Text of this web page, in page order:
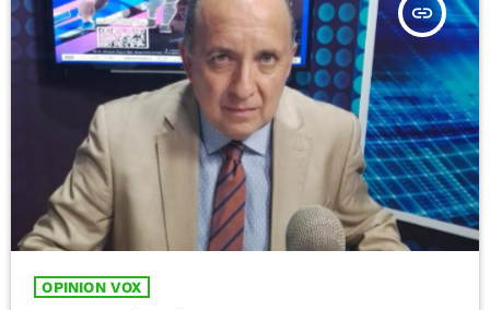
insert_link
OPINION VOX